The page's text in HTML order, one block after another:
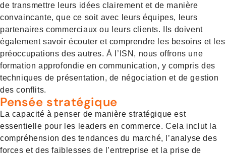
de transmettre leurs idées clairement et de manière
convaincante, que ce soit avec leurs équipes, leurs
partenaires commerciaux ou leurs clients. Ils doivent
également savoir écouter et comprendre les besoins et les
préoccupations des autres. À l’ISN, nous offrons une
formation approfondie en communication, y compris des
techniques de présentation, de négociation et de gestion
des conflits.
Pensée stratégique
La capacité à penser de manière stratégique est
essentielle pour les leaders en commerce. Cela inclut la
compréhension des tendances du marché, l’analyse des
forces et des faiblesses de l’entreprise et la prise de